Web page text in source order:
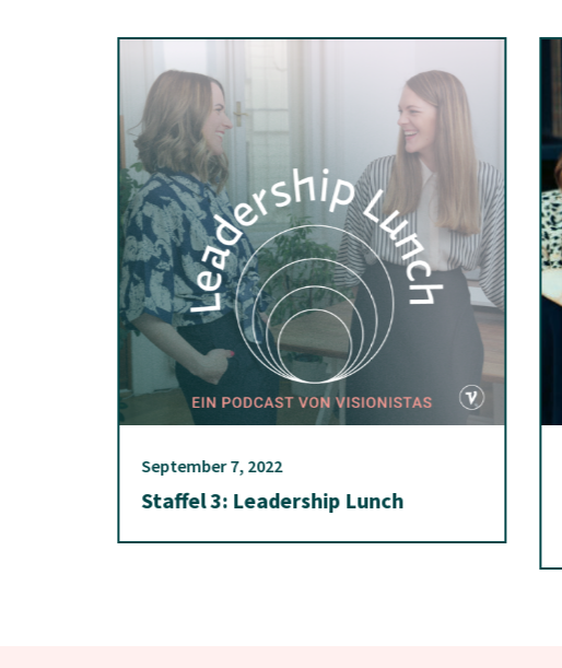
September 7, 2022
Staffel 3: Leadership Lunch